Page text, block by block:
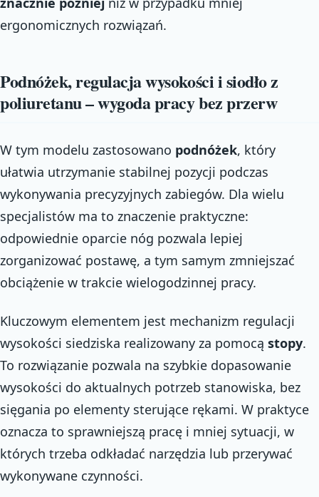
ergonomicznych rozwiązań.
Podnóżek, regulacja wysokości i siodło z
poliuretanu – wygoda pracy bez przerw
W tym modelu zastosowano podnóżek, który
ułatwia utrzymanie stabilnej pozycji podczas
wykonywania precyzyjnych zabiegów. Dla wielu
specjalistów ma to znaczenie praktyczne:
odpowiednie oparcie nóg pozwala lepiej
zorganizować postawę, a tym samym zmniejszać
obciążenie w trakcie wielogodzinnej pracy.
Kluczowym elementem jest mechanizm regulacji
wysokości siedziska realizowany za pomocą stopy.
To rozwiązanie pozwala na szybkie dopasowanie
wysokości do aktualnych potrzeb stanowiska, bez
sięgania po elementy sterujące rękami. W praktyce
oznacza to sprawniejszą pracę i mniej sytuacji, w
których trzeba odkładać narzędzia lub przerywać
wykonywane czynności.